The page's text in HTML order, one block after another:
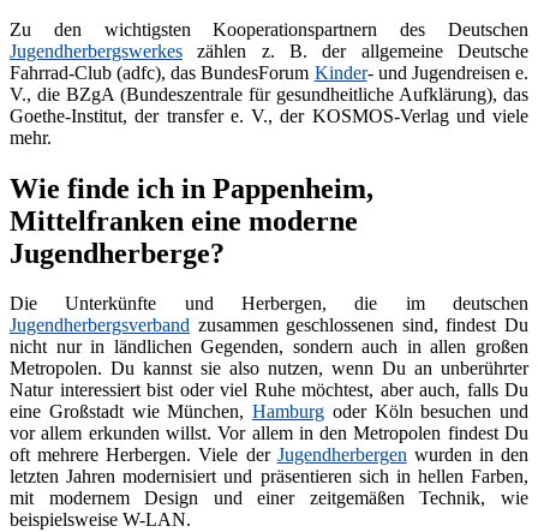
Zu den wichtigsten Kooperationspartnern des Deutschen
Jugendherbergswerkes zählen z. B. der allgemeine Deutsche
Fahrrad-Club (adfc), das BundesForum Kinder- und Jugendreisen e.
V., die BZgA (Bundeszentrale für gesundheitliche Aufklärung), das
Goethe-Institut, der transfer e. V., der KOSMOS-Verlag und viele
mehr.
Wie finde ich in Pappenheim,
Mittelfranken eine moderne
Jugendherberge?
Die Unterkünfte und Herbergen, die im deutschen
Jugendherbergsverband zusammen geschlossenen sind, findest Du
nicht nur in ländlichen Gegenden, sondern auch in allen großen
Metropolen. Du kannst sie also nutzen, wenn Du an unberührter
Natur interessiert bist oder viel Ruhe möchtest, aber auch, falls Du
eine Großstadt wie München, Hamburg oder Köln besuchen und
vor allem erkunden willst. Vor allem in den Metropolen findest Du
oft mehrere Herbergen. Viele der Jugendherbergenwurden in den
letzten Jahren modernisiert und präsentieren sich in hellen Farben,
mit modernem Design und einer zeitgemäßen Technik, wie
beispielsweise W-LAN.